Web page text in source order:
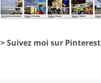
> Suivez moi sur Pinterest